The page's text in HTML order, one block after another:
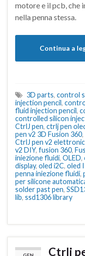
motore e il pcb, che
nella penna stessa.
Continua a
3D parts, control
injection pencil,
fluid injection pencil,
controlled silicon
CtrlJ pen, ctrlj pen
pen v2 3D Fusion 360,
CtrlJ pen v2
v2 DIY, fusion 360,
iniezione fluidi, OLED,
display, oled i2C, oled
penna iniezione fluidi,
per silicone
solder past pen,
lib, ssd1306 library
Ctrlj